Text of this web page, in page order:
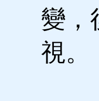
變，
視。